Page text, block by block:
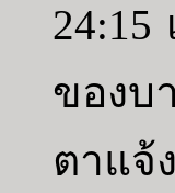
ของบ
ตาแจ้ง